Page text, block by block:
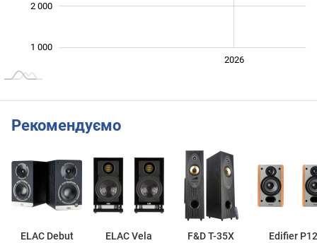
1 000
2 000
2026
Рекомендуємо
ELAC Debut
ELAC Vela
F&D T-35X Edifier P12